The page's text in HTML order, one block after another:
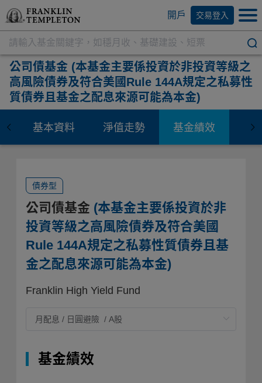
開戶 交易登入
公司債基金 (本基金主要係投資於非投資等級之
高風險債券及符合美國Rule 144A規定之私募性
質債券且基金之配息來源可能為本金)
基本資料 淨值走勢 基金績效 資
債券型
公司債基金 (本基金主要係投資於非
投資等級之高風險債券及符合美國
Rule 144A規定之私募性質債券且基
金之配息來源可能為本金)
Franklin High Yield Fund
基金績效